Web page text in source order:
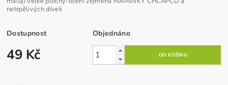
netrpělivých dívek
Dostupnost Objednáno
49 Kč